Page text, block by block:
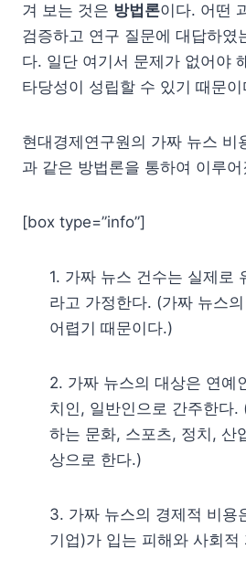
겨 보는 것은 방법론이다. 어떤
검증하고 연구 질문에 대답하였
다. 일단 여기서 문제가 없어야
타당성이 성립할 수 있기 때문이
현대경제연구원의 가짜 뉴스 비
과 같은 방법론을 통하여 이루어
[box type=”info”]
1. 가짜 뉴스 건수는 실제로
라고 가정한다. (가짜 뉴스
어렵기 때문이다.)
2. 가짜 뉴스의 대상은 연예
치인, 일반인으로 간주한다.
하는 문화, 스포츠, 정치, 산
상으로 한다.)
3. 가짜 뉴스의 경제적 비용
기업)가 입는 피해와 사회적